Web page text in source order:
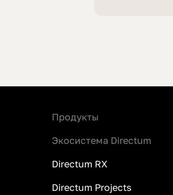
Продукты
Экосистема Directum
Directum RX
Directum Projects